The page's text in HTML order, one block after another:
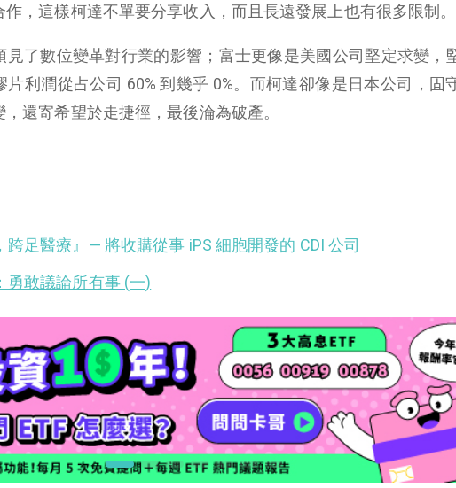
，這樣柯達不單要分享收入，而且長遠發展上也有很多限制。
了數位變革對行業的影響；富士更像是美國公司堅定求變，
片利潤從占公司 60% 到幾乎 0%。而柯達卻像是日本公司，固
還寄希望於走捷徑，最後淪為破產。
足醫療』— 將收購從事 iPS 細胞開發的 CDI 公司
勇敢議論所有事 (一)